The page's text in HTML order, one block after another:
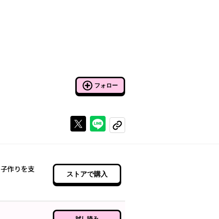
フォロー
Xで投稿するラインでシェアする
コピーする
作りを支
ストアで購入